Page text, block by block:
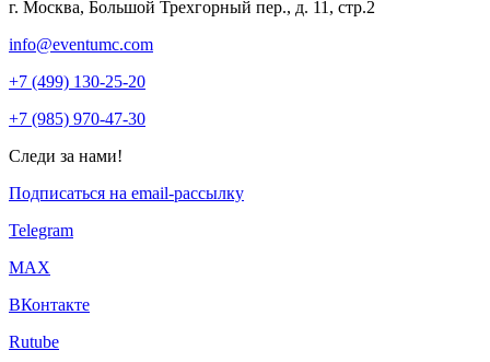
г. Москва, Большой Трехгорный пер., д. 11, стр.2
info@eventumc.com
+7 (499) 130-25-20
+7 (985) 970-47-30
Следи за нами!
Подписаться на email-рассылку
Telegram
МАХ
ВКонтакте
Rutube